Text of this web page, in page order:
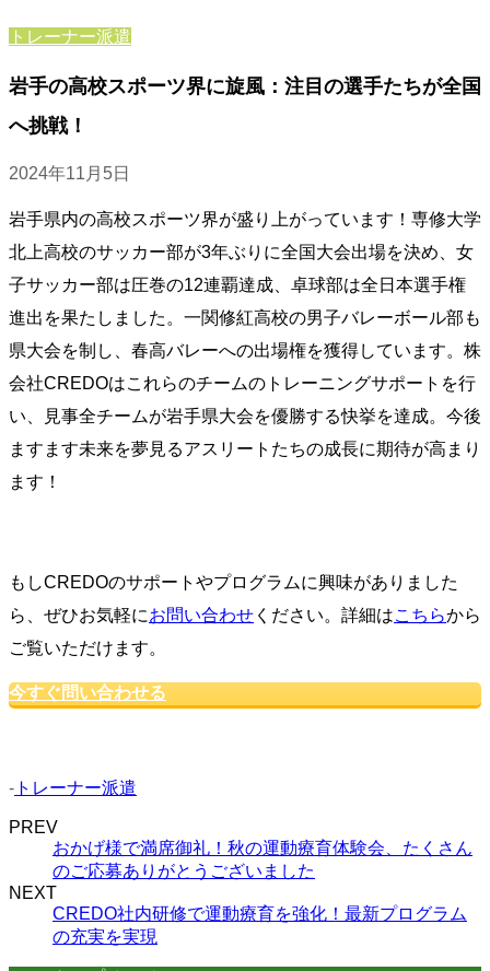
トレーナー派遣
岩手の高校スポーツ界に旋風：注目の選手たちが全国
へ挑戦！
2024年11月5日
岩手県内の高校スポーツ界が盛り上がっています！専修大学
北上高校のサッカー部が3年ぶりに全国大会出場を決め、女
子サッカー部は圧巻の12連覇達成、卓球部は全日本選手権
進出を果たしました。一関修紅高校の男子バレーボール部も
県大会を制し、春高バレーへの出場権を獲得しています。株
会社CREDOはこれらのチームのトレーニングサポートを行
い、見事全チームが岩手県大会を優勝する快挙を達成。今後
ますます未来を夢見るアスリートたちの成長に期待が高まり
ます！
もしCREDOのサポートやプログラムに興味がありました
ら、ぜひお気軽にお問い合わせ ください。詳細はこちらから
ご覧いただけます。
今すぐ問い合わせる
- トレーナー派遣
PREV
おかげ様で満席御礼！秋の運動療育体験会、たくさん
のご応募ありがとうございました
NEXT
CREDO社内研修で運動療育を強化！最新プログラム
の充実を実現